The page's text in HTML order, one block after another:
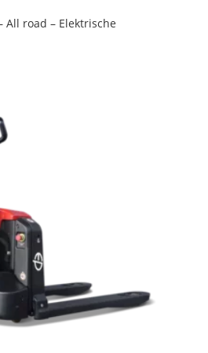
All road – Elektrische